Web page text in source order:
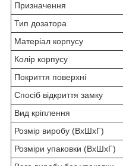
Призначення
Тип дозатора
Матеріал корпусу
Колір корпусу
Покриття поверхні
Спосіб відкриття замку
Вид кріплення
Розмір виробу (ВхШхГ)
Розміри упаковки (ВхШхГ)